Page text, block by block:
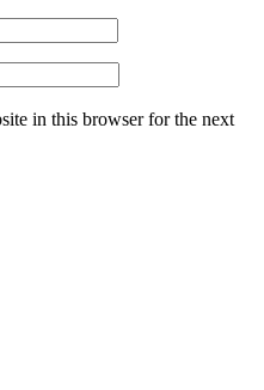
in this browser for the next